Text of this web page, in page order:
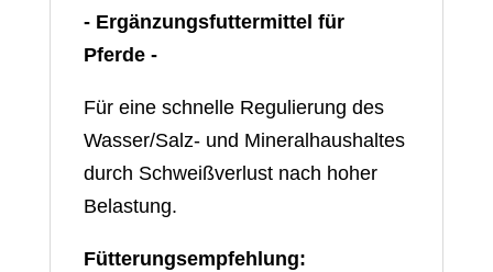
- Ergänzungsfuttermittel für
Pferde -
Für eine schnelle Regulierung des
Wasser/Salz- und Mineralhaushaltes
durch Schweißverlust nach hoher
Belastung.
Fütterungsempfehlung: